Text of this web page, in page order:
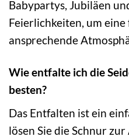
Babypartys, Jubiläen
Feierlichkeiten, um
ansprechende
Wie entfalte ich die
besten?
Das Entfalten ist ein
lösen Sie die Schnur